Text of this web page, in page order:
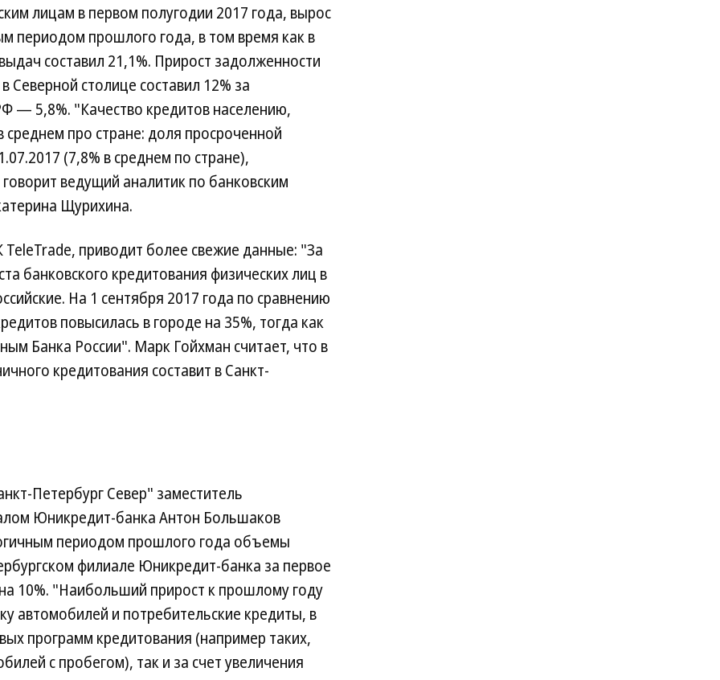
лицам в первом полугодии 2017 года, вырос
периодом прошлого года, в том время как в
составил 21,1%. Прирост задолженности
Северной столице составил 12% за
— 5,8%. "Качество кредитов населению,
про стране: доля просроченной
(7,8% в среднем по стране),
ведущий аналитик по банковским
Щурихина.
приводит более свежие данные: "За
банковского кредитования физических лиц в
На 1 сентября 2017 года по сравнению
повысилась в городе на 35%, тогда как
Банка России". Марк Гойхман считает, что в
кредитования составит в Санкт-
Петербург Север" заместитель
Юникредит-банка Антон Большаков
периодом прошлого года объемы
филиале Юникредит-банка за первое
10%. "Наибольший прирост к прошлому году
автомобилей и потребительские кредиты, в
программ кредитования (например таких,
с пробегом), так и за счет увеличения